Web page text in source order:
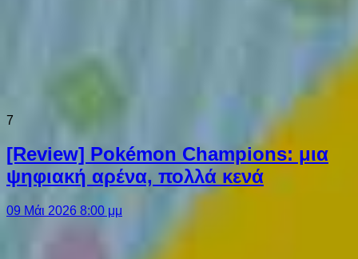
7
[Review] Pokémon Champions: μια
ψηφιακή αρένα, πολλά κενά
09 Μάι 2026 8:00 μμ